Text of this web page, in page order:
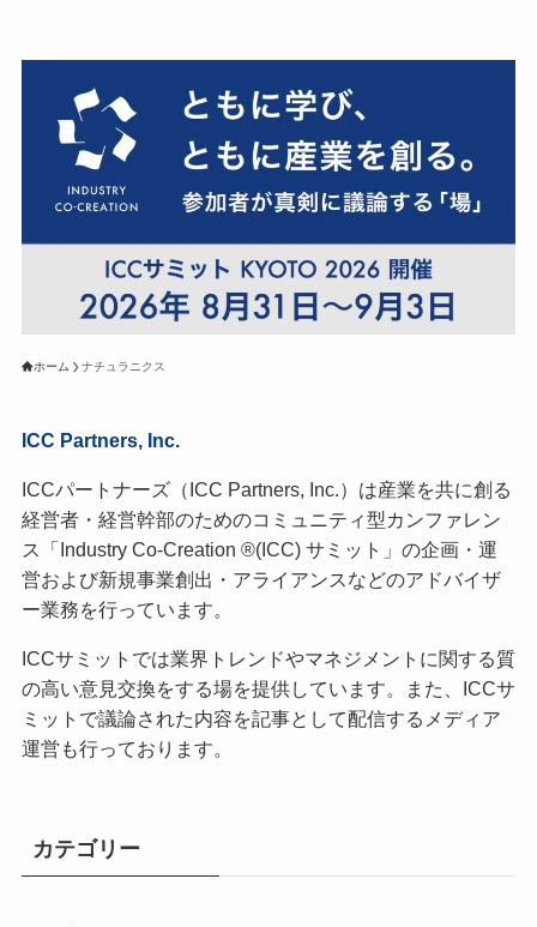
ホーム ナチュラニクス
ICC Partners, Inc.
ICCパートナーズ（ICC Partners, Inc.）は産業を共に創る
経営者・経営幹部のためのコミュニティ型カンファレン
ス「Industry Co-Creation ®(ICC) サミット」の企画・運
営および新規事業創出・アライアンスなどのアドバイザ
ー業務を行っています。
ICCサミットでは業界トレンドやマネジメントに関する質
の高い意見交換をする場を提供しています。また、ICCサ
ミットで議論された内容を記事として配信するメディア
運営も行っております。
カテゴリー